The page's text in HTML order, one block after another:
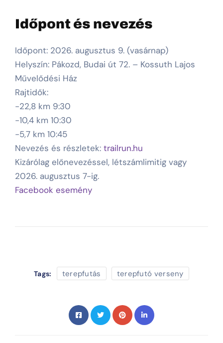
Időpont és nevezés
Időpont: 2026. augusztus 9. (vasárnap)
Helyszín: Pákozd, Budai út 72. – Kossuth Lajos
Művelődési Ház
Rajtidők:
-22,8 km 9:30
-10,4 km 10:30
-5,7 km 10:45
Nevezés és részletek: trailrun.hu
Kizárólag előnevezéssel, létszámlimitig vagy
2026. augusztus 7-ig.
Facebook esemény
Tags: terepfutás terepfutó verseny